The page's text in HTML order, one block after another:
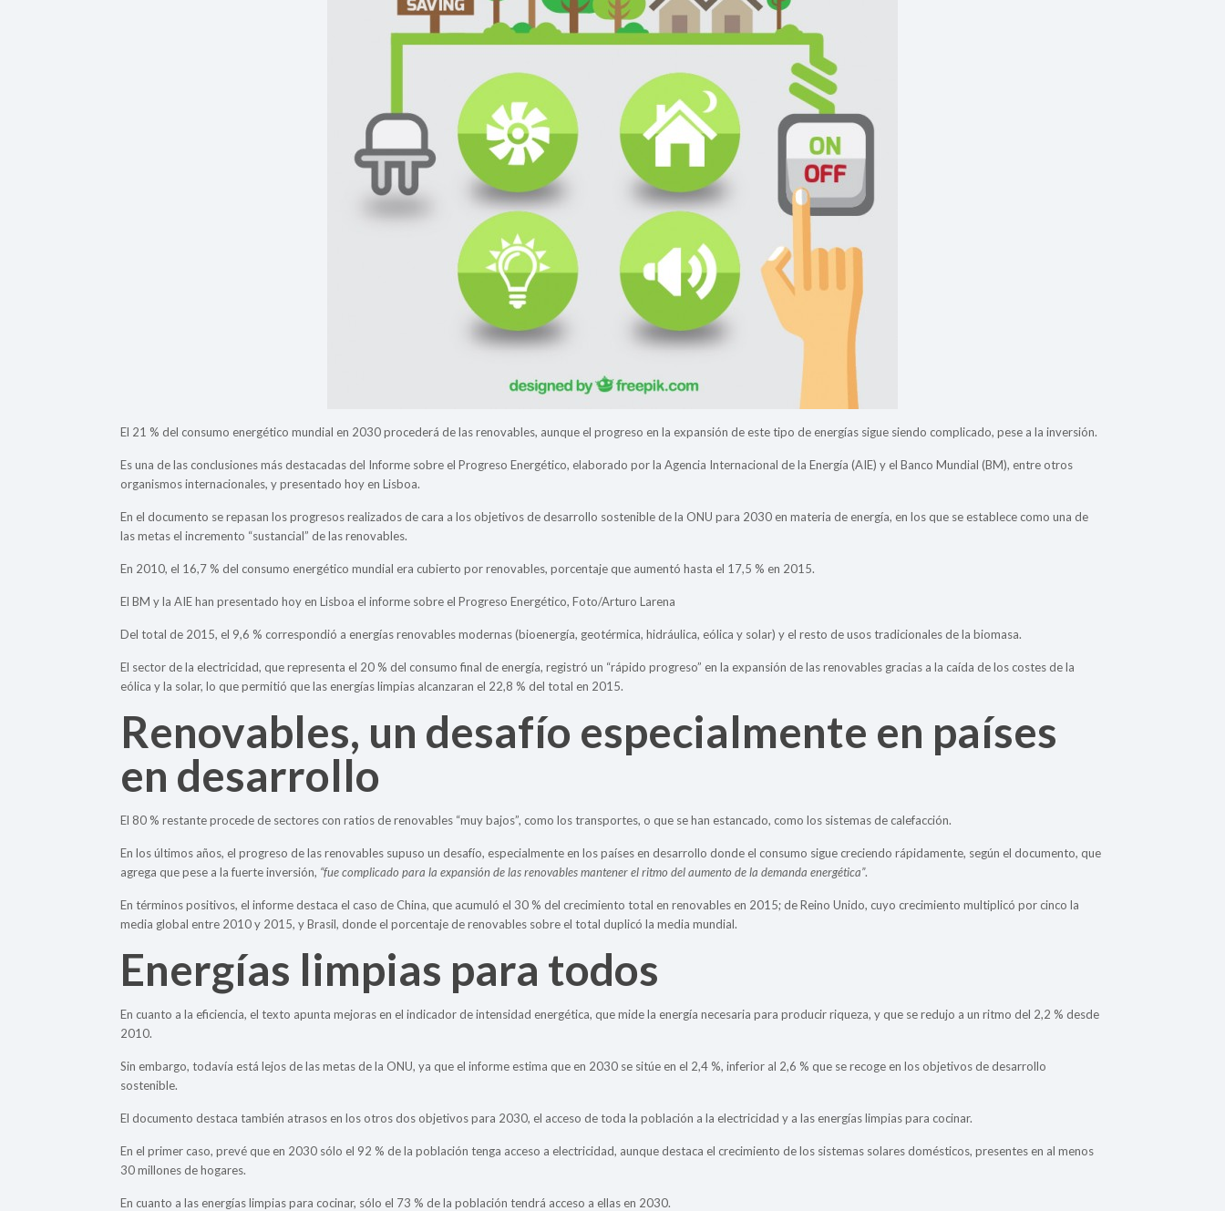
El 21 % del consumo energético mundial en 2030 procederá de las renovables, aunque el progreso en la expansión de este tipo de energías sigue siendo complicado, pese a la inversión.
Es una de las conclusiones más destacadas del Informe sobre el Progreso Energético, elaborado por la Agencia Internacional de la Energía (AIE) y el Banco Mundial (BM), entre otros
organismos internacionales, y presentado hoy en Lisboa.
En el documento se repasan los progresos realizados de cara a los objetivos de desarrollo sostenible de la ONU para 2030 en materia de energía, en los que se establece como una de
las metas el incremento “sustancial” de las renovables.
En 2010, el 16,7 % del consumo energético mundial era cubierto por renovables, porcentaje que aumentó hasta el 17,5 % en 2015.
El BM y la AIE han presentado hoy en Lisboa el informe sobre el Progreso Energético, Foto/Arturo Larena
Del total de 2015, el 9,6 % correspondió a energías renovables modernas (bioenergía, geotérmica, hidráulica, eólica y solar) y el resto de usos tradicionales de la biomasa.
El sector de la electricidad, que representa el 20 % del consumo final de energía, registró un “rápido progreso” en la expansión de las renovables gracias a la caída de los costes de la
eólica y la solar, lo que permitió que las energías limpias alcanzaran el 22,8 % del total en 2015.
Renovables, un desafío especialmente en países
en desarrollo
El 80 % restante procede de sectores con ratios de renovables “muy bajos”, como los transportes, o que se han estancado, como los sistemas de calefacción.
En los últimos años, el progreso de las renovables supuso un desafío, especialmente en los países en desarrollo donde el consumo sigue creciendo rápidamente, según el documento, que
agrega que pese a la fuerte inversión, “fue complicado para la expansión de las renovables mantener el ritmo del aumento de la demanda energética”.
En términos positivos, el informe destaca el caso de China, que acumuló el 30 % del crecimiento total en renovables en 2015; de Reino Unido, cuyo crecimiento multiplicó por cinco la
media global entre 2010 y 2015, y Brasil, donde el porcentaje de renovables sobre el total duplicó la media mundial.
Energías limpias para todos
En cuanto a la eficiencia, el texto apunta mejoras en el indicador de intensidad energética, que mide la energía necesaria para producir riqueza, y que se redujo a un ritmo del 2,2 % desde
2010.
Sin embargo, todavía está lejos de las metas de la ONU, ya que el informe estima que en 2030 se sitúe en el 2,4 %, inferior al 2,6 % que se recoge en los objetivos de desarrollo
sostenible.
El documento destaca también atrasos en los otros dos objetivos para 2030, el acceso de toda la población a la electricidad y a las energías limpias para cocinar.
En el primer caso, prevé que en 2030 sólo el 92 % de la población tenga acceso a electricidad, aunque destaca el crecimiento de los sistemas solares domésticos, presentes en al menos
30 millones de hogares.
En cuanto a las energías limpias para cocinar, sólo el 73 % de la población tendrá acceso a ellas en 2030.